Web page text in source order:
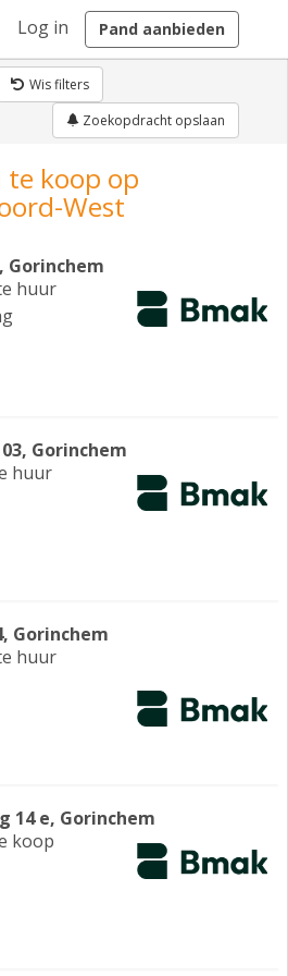
Log in Pand aanbieden
Wis filters
Zoekopdracht opslaan
koop op
West
Gorinchem
huur
Gorinchem
huur
Gorinchem
huur
14 e, Gorinchem
koop